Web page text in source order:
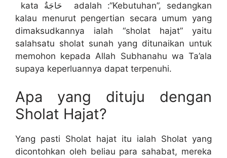
kata حَاجَةٌ adalah :“Kebutuhan”, sedangkan
kalau menurut pengertian secara umum yang
dimaksudkannya ialah “sholat hajat” yaitu
salahsatu sholat sunah yang ditunaikan untuk
memohon kepada Allah Subhanahu wa Ta’ala
supaya keperluannya dapat terpenuhi.
Apa yang dituju dengan
Sholat Hajat?
Yang pasti Sholat hajat itu ialah Sholat yang
dicontohkan oleh beliau para sahabat, mereka